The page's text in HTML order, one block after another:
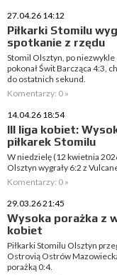
27.04.26 14:12
Piłkarki Stomilu
spotkanie z rzędu
Stomil Olsztyn, po
pokonał Świt Barcząca 4:3,
do ostatnich sekund.
Komentarzy: 0 »
14.04.26 18:54
III liga kobiet:
piłkarek Stomilu
W niedzielę (12 kwietnia
Olsztyn wygrały 6:2 z
Komentarzy: 0 »
29.03.26 21:45
Wysoka porażka z
kobiet
Piłkarki Stomilu Olsztyn
Ostrovią Ostrów
porażką 0:4.